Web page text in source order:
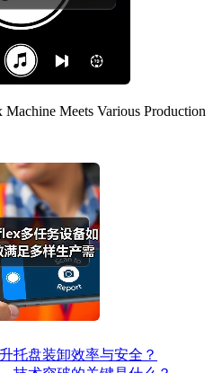
Meets Various Production
托盘装卸效率与安全？